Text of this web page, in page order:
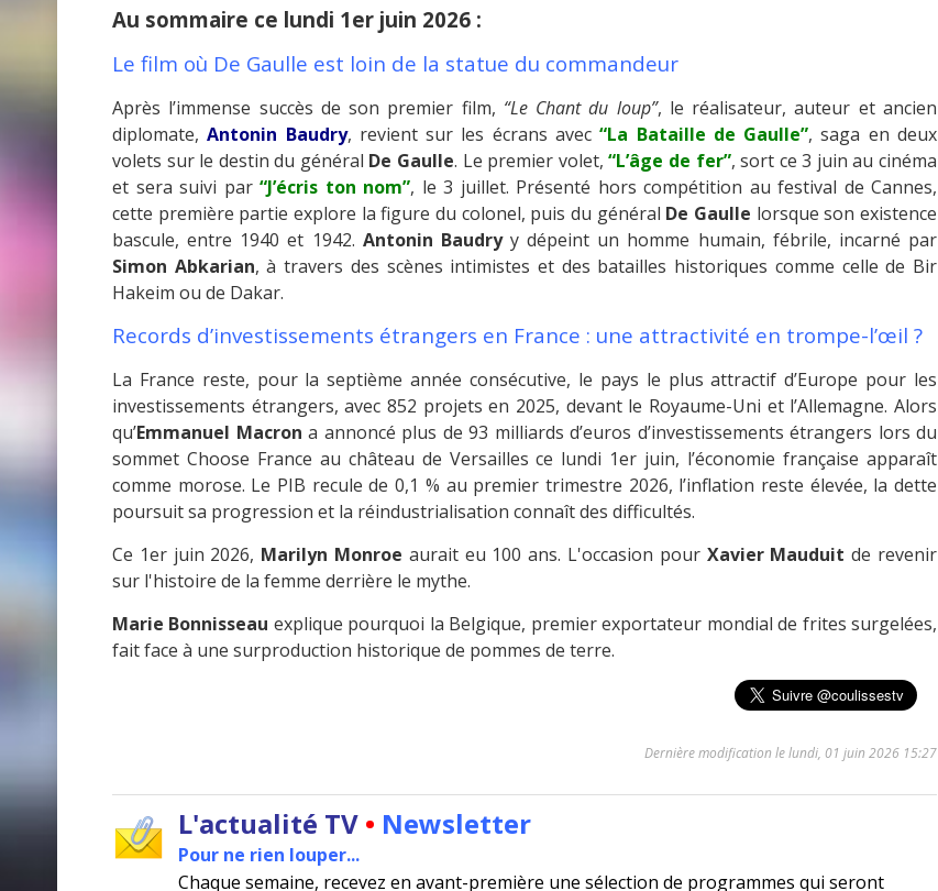
Au sommaire ce lundi 1er juin 2026 :
Le film où De Gaulle est loin de la statue du commandeur
Après l’immense succès de son premier film, “Le Chant du loup”, le réalisateur, auteur et ancien
diplomate,Antonin Baudry, revient sur les écrans avec“La Bataille de Gaulle”, saga en deux
volets sur le destin du général De Gaulle. Le premier volet,“L’âge de fer”, sort ce 3 juin au cinéma
et sera suivi par “J’écris ton nom”, le 3 juillet. Présenté hors compétition au festival de Cannes,
cette première partie explore la figure du colonel, puis du général De Gaulle lorsque son existence
bascule, entre 1940 et 1942. Antonin Baudryy dépeint un homme humain, fébrile, incarné par
Simon Abkarian, à travers des scènes intimistes et des batailles historiques comme celle de Bir
Hakeim ou de Dakar.
Records d’investissements étrangers en France : une attractivité en trompe-l’œil ?
La France reste, pour la septième année consécutive, le pays le plus attractif d’Europe pour les
investissements étrangers, avec 852 projets en 2025, devant le Royaume-Uni et l’Allemagne. Alors
qu’Emmanuel Macron a annoncé plus de 93 milliards d’euros d’investissements étrangers lors du
sommet Choose France au château de Versailles ce lundi 1er juin, l’économie française apparaît
comme morose. Le PIB recule de 0,1 % au premier trimestre 2026, l’inflation reste élevée, la dette
poursuit sa progression et la réindustrialisation connaît des difficultés.
Ce 1er juin 2026, Marilyn Monroe aurait eu 100 ans. L'occasion pour Xavier Mauduit de revenir
sur l'histoire de la femme derrière le mythe.
Marie Bonnisseau explique pourquoi la Belgique, premier exportateur mondial de frites surgelées,
fait face à une surproduction historique de pommes de terre.
Dernière modification le lundi, 01 juin 2026 15:27
L'actualité TV • Newsletter
Pour ne rien louper...
Chaque semaine, recevez en avant-première une sélection de programmes qui seront